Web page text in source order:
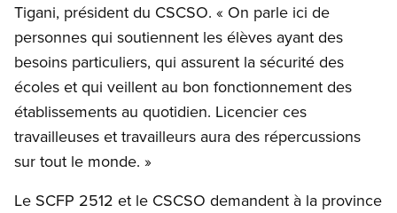
Tigani, président du CSCSO. « On parle ici de
personnes qui soutiennent les élèves ayant des
besoins particuliers, qui assurent la sécurité des
écoles et qui veillent au bon fonctionnement des
établissements au quotidien. Licencier ces
travailleuses et travailleurs aura des répercussions
sur tout le monde. »
Le SCFP 2512 et le CSCSO demandent à la province